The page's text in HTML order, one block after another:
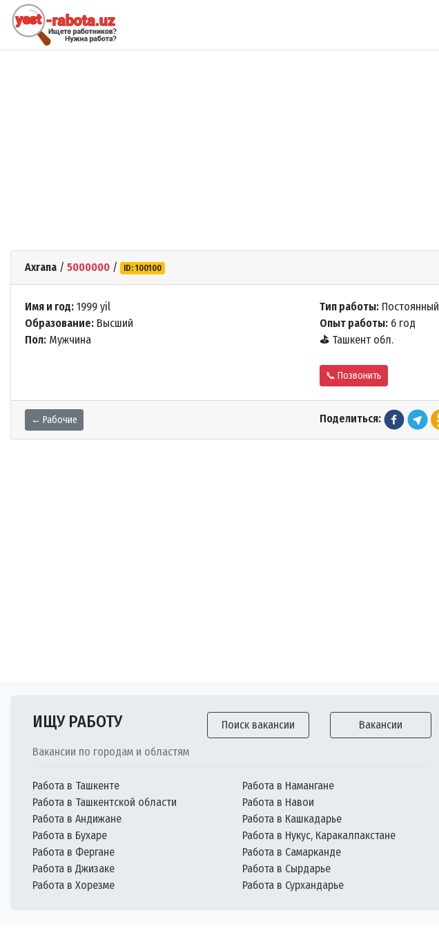
Axrana / 5000000 / ID: 100100
Имя и год: 1999 yil
Образование: Высший
Пол: Мужчина
Тип работы: Постоянный
Опыт работы: 6 год
⛳ Ташкент обл.
📞 Позвонить
← Рабочие Поделиться:
ИЩУ РАБОТУ Поиск вакансии Вакансии
Вакансии по городам и областям
Работа в Ташкенте
Работа в Ташкентской области
Работа в Андижане
Работа в Бухаре
Работа в Фергане
Работа в Джизаке
Работа в Хорезме
Работа в Намангане
Работа в Навои
Работа в Кашкадарье
Работа в Нукус, Каракалпакстане
Работа в Самарканде
Работа в Сырдарье
Работа в Сурхандарье